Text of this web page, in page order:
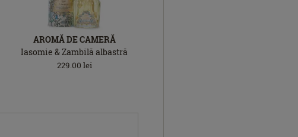
AROMĂ DE CAMERĂ
Iasomie & Zambilă albastră
229.00 lei